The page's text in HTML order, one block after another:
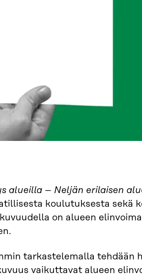
alueilla – Neljän erilaisen
koulutuksesta sekä
on alueen
tarkastelemalla tehdään
vaikuttavat alueen